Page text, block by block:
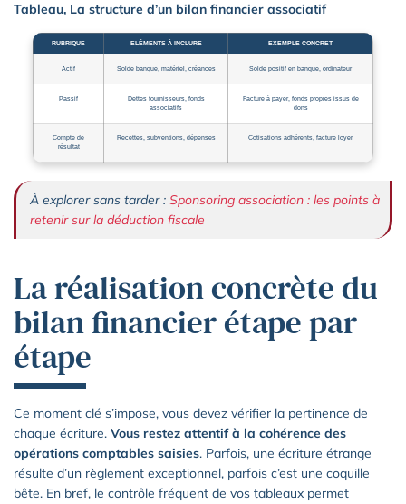
Tableau, La structure d’un bilan financier associatif
RUBRIQUE ELÉMENTS À INCLURE EXEMPLE CONCRET
Actif Solde banque, matériel, créances Solde positif en banque, ordinateur
Passif
Dettes fournisseurs, fonds
associatifs
Facture à payer, fonds propres issus de
dons
Compte de
résultat
Recettes, subventions, dépenses Cotisations adhérents, facture loyer
À explorer sans tarder : Sponsoring association : les points à
retenir sur la déduction fiscale
La réalisation concrète du
bilan financier étape par
étape
Ce moment clé s’impose, vous devez vérifier la pertinence de
chaque écriture. Vous restez attentif à la cohérence des
opérations comptables saisies. Parfois, une écriture étrange
résulte d’un règlement exceptionnel, parfois c’est une coquille
bête. En bref, le contrôle fréquent de vos tableaux permet